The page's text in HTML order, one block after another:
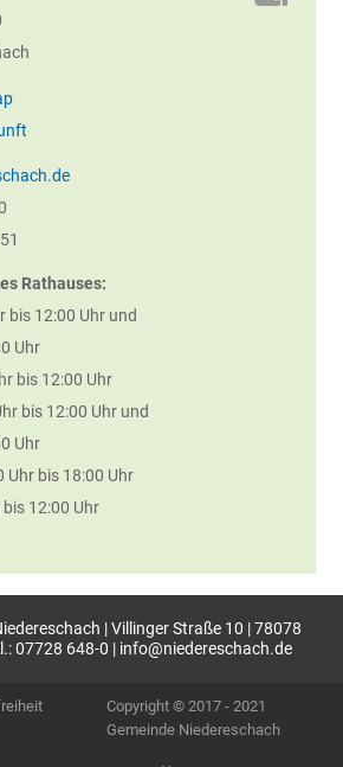
Rathauses:
bis 12:00 Uhr und
Uhr
bis 12:00 Uhr
bis 12:00 Uhr und
Uhr
Uhr bis 18:00 Uhr
12:00 Uhr
| Villinger Straße 10 | 78078
07728 648-0 | info@niedereschach.de
Copyright © 2017 - 2021
Gemeinde Niedereschach